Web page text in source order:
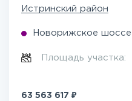
Истринский район
Новорижское шоссе
Площадь участка:
63 563 617 ₽